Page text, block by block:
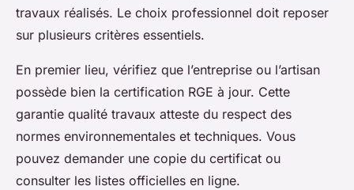
travaux réalisés. Le choix professionnel doit reposer
sur plusieurs critères essentiels.
En premier lieu, vérifiez que l’entreprise ou l’artisan
possède bien la certification RGE à jour. Cette
garantie qualité travaux atteste du respect des
normes environnementales et techniques. Vous
pouvez demander une copie du certificat ou
consulter les listes officielles en ligne.